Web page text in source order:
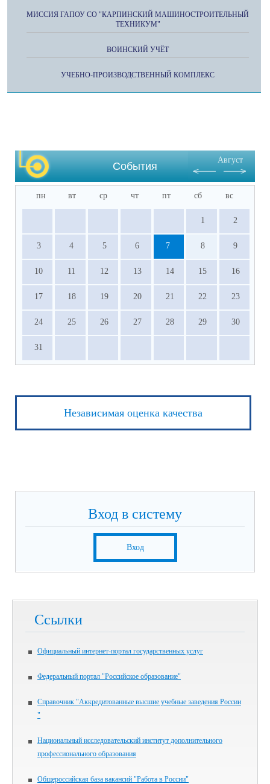
МИССИЯ ГАПОУ СО "КАРПИНСКИЙ МАШИНОСТРОИТЕЛЬНЫЙ
ТЕХНИКУМ"
ВОИНСКИЙ УЧЁТ
УЧЕБНО-ПРОИЗВОДСТВЕННЫЙ КОМПЛЕКС
События
Август
пн вт ср чт пт сб вс
1 2
3 4 5 6 7 8 9
10 11 12 13 14 15 16
17 18 19 20 21 22 23
24 25 26 27 28 29 30
31
Независимая оценка качества
Вход в систему
Вход
Ссылки
Официальный интернет-портал государственных услуг
Федеральный портал "Российское образование"
Справочник "Аккредитованные высшие учебные заведения России
"
Национальный исследовательский институт дополнительного
профессионального образования
Общероссийская база вакансий "Работа в России"